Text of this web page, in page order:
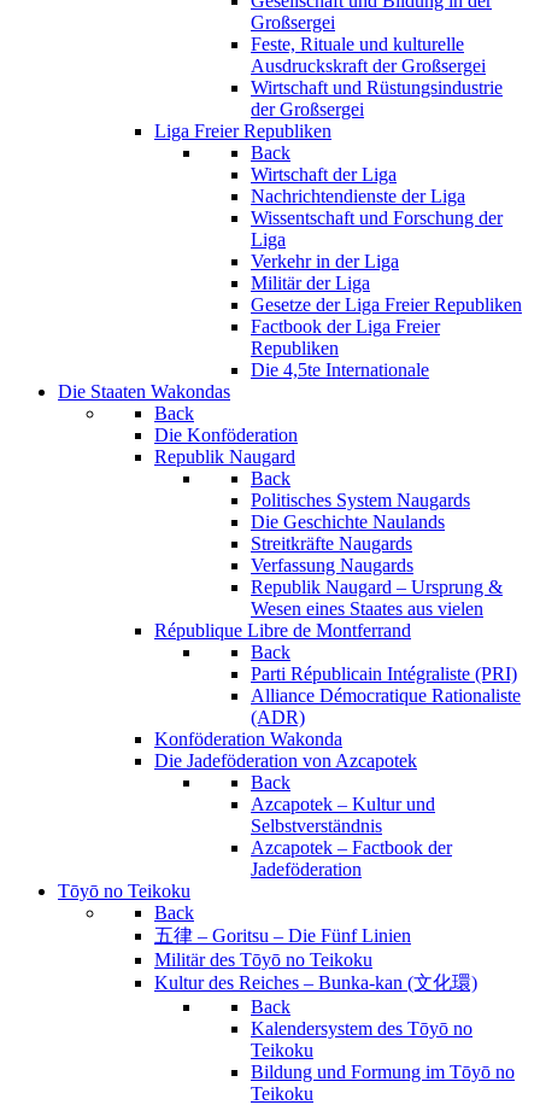
Großsergei
Feste, Rituale und kulturelle
Ausdruckskraft der Großsergei
Wirtschaft und Rüstungsindustrie
der Großsergei
Liga Freier Republiken
Back
Wirtschaft der Liga
Nachrichtendienste der Liga
Wissentschaft und Forschung der
Liga
Verkehr in der Liga
Militär der Liga
Gesetze der Liga Freier Republiken
Factbook der Liga Freier
Republiken
Die 4,5te Internationale
Die Staaten Wakondas
Back
Die Konföderation
Republik Naugard
Back
Politisches System Naugards
Die Geschichte Naulands
Streitkräfte Naugards
Verfassung Naugards
Republik Naugard – Ursprung &
Wesen eines Staates aus vielen
République Libre de Montferrand
Back
Parti Républicain Intégraliste (PRI)
Alliance Démocratique Rationaliste
(ADR)
Konföderation Wakonda
Die Jadeföderation von Azcapotek
Back
Azcapotek – Kultur und
Selbstverständnis
Azcapotek – Factbook der
Jadeföderation
Tōyō no Teikoku
Back
五律 – Goritsu – Die Fünf Linien
Militär des Tōyō no Teikoku
Kultur des Reiches – Bunka-kan (文化環)
Back
Kalendersystem des Tōyō no
Teikoku
Bildung und Formung im Tōyō no
Teikoku